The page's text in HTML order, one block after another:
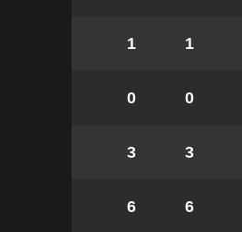
1
1
0
0
3
3
6
6